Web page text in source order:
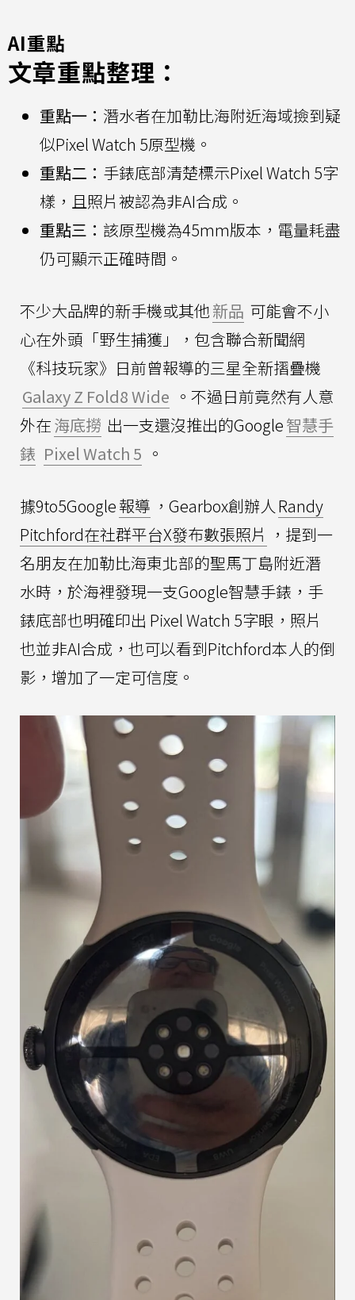
AI重點
文章重點整理：
重點一： 潛水者在加勒比海附近海域撿到疑
似Pixel Watch 5原型機。
重點二： 手錶底部清楚標示Pixel Watch 5字
樣，且照片被認為非AI合成。
重點三： 該原型機為45mm版本，電量耗盡
仍可顯示正確時間。
不少大品牌的新手機或其他新品 可能會不小
心在外頭「野生捕獲」，包含聯合新聞網
《科技玩家》日前曾報導的三星全新摺疊機
Galaxy Z Fold8 Wide 。不過日前竟然有人意
外在海底撈 出一支還沒推出的Google智慧手
錶 Pixel Watch 5 。
據9to5Google報導 ，Gearbox創辦人Randy
Pitchford在社群平台X發布數張照片 ，提到一
名朋友在加勒比海東北部的聖馬丁島附近潛
水時，於海裡發現一支Google智慧手錶，手
錶底部也明確印出 Pixel Watch 5字眼，照片
也並非AI合成，也可以看到Pitchford本人的倒
影，增加了一定可信度。